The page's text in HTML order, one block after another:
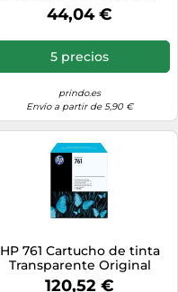
alta capacidad
44,04 €
5 precios
prindo.es
Envío a partir de 5,90 €
HP 761 Cartucho de tinta
Transparente Original
CH649A
120,52 €